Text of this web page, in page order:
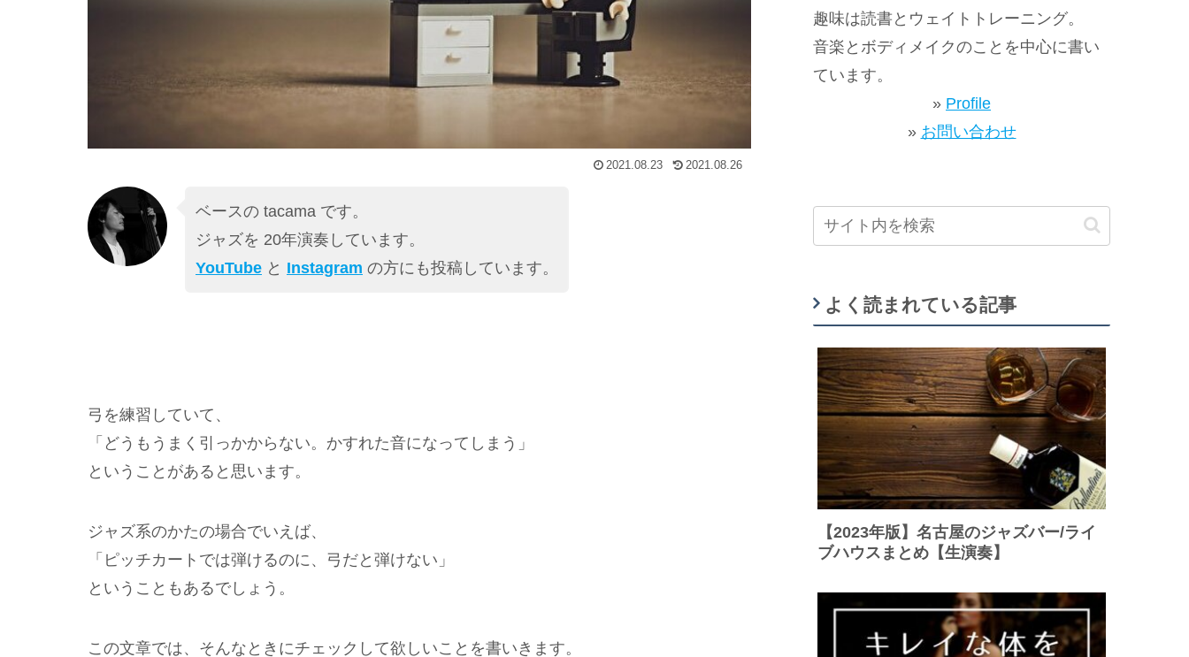
2021.08.23 2021.08.26
ベースの tacama です。
ジャズを 20年演奏しています。
YouTube と Instagram の方にも投稿しています。
弓を練習していて、
「どうもうまく引っかからない。かすれた音になってしまう」
ということがあると思います。
ジャズ系のかたの場合でいえば、
「ピッチカートでは弾けるのに、弓だと弾けない」
ということもあるでしょう。
この文章では、そんなときにチェックして欲しいことを書いきます。
趣味は読書とウェイトトレーニング。
音楽とボディメイクのことを中心に書い
ています。
» Profile
» お問い合わせ
よく読まれている記事
【2023年版】名古屋のジャズバー/ライ
ブハウスまとめ【生演奏】